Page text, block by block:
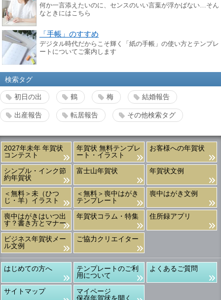
何か一言添えたいのに、センスのいい言葉が浮かばない…そん
なときにはこちら
「手帳」のすすめ
デジタル時代だからこそ輝く「紙の手帳」の使い方とテンプレ
ートについてご案内します
検索タグ
初日の出 鶴 梅 結婚報告
出産報告 転居報告 その他検索タグ
2027年未年 年賀状
コンテスト
年賀状 無料テンプレ
ート・イラスト
お客様への年賀状
シンプル・インク節
約年賀状
富士山年賀状 年賀状文例
＜無料＞未（ひつ
じ・羊）イラスト
＜無料＞喪中はがき
テンプレート
喪中はがき文例
喪中はがきはいつ出
す？書き方とマナー
年賀状コラム・特集 住所録アプリ
ビジネス年賀状メー
ル文例
ご協力クリエイター
はじめての方へ
テンプレートのご利
用について
よくあるご質問
サイトマップ
マイページ
保存年賀状を開く